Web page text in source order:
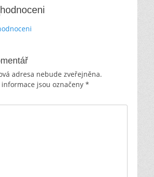
adresa nebude zveřejněna.
informace jsou označeny *